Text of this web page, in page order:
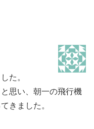
た。
思い、朝一の飛行機
きました。